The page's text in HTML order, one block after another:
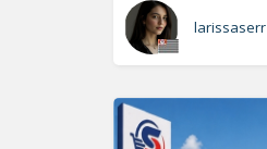
larissaserr